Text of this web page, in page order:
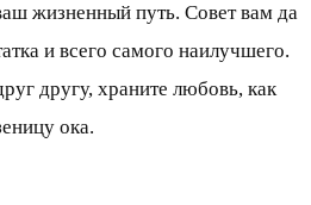
жизненный путь. Совет вам да
и всего самого наилучшего.
другу, храните любовь, как
ока.